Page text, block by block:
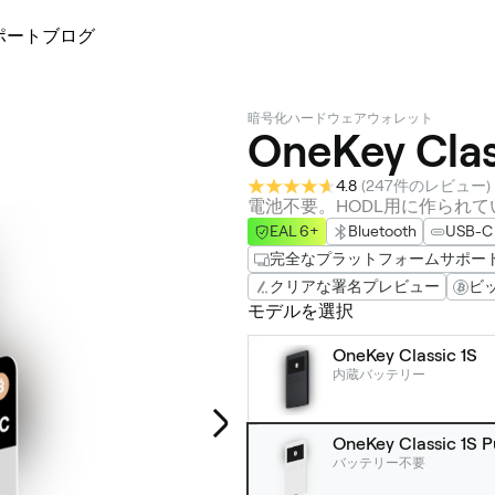
ート ブログ
暗号化ハードウェアウォレット
OneKey
4.8 (247件のレビュー)
電池不要。HODL用に作られて
EAL 6+ Bluetooth
USB-C
完全なプラットフォームサポー
クリアな署名プレビュー
ビ
モデルを選択
OneKey Classic 1S
内蔵バッテリー
OneKey Classic 1S
バッテリー不要